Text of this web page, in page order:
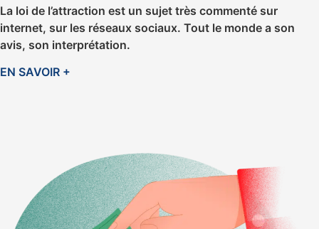
La loi de l’attraction est un sujet très commenté sur
internet, sur les réseaux sociaux. Tout le monde a son
avis, son interprétation.
EN SAVOIR +